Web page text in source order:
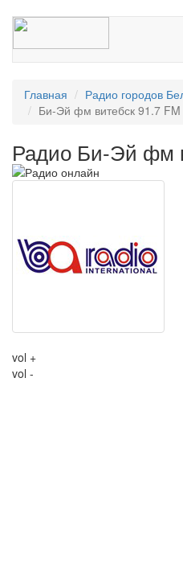
Главная Радио городов
Би-Эй фм витебск 91.7 FM
Радио Би-Эй фм
vol +
vol -